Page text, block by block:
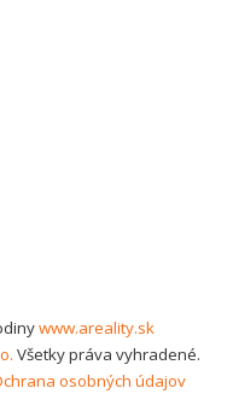
www.areality.sk
Všetky práva vyhradené.
osobných údajov